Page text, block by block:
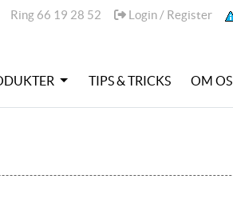
Ring 66 19 28 52 Login / Register
Login / Register
TIPS & TRICKS OM OS